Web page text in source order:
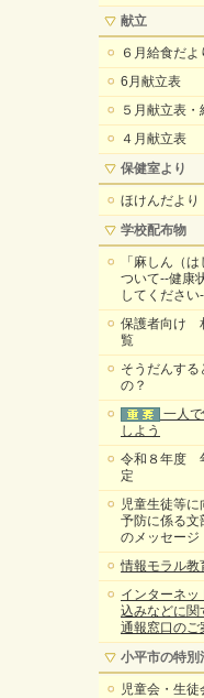
献立
６月給食だよ
6月献立表
５月献立表・
４月献立表
保健室より
ほけんだより
学校配布物
「麻しん（
ついて--健康
してください
保護者向け
覧
そうだんする
の？
一人
しよう
令和８年度
定
児童生徒等
予防に係る文
のメッセージ
情報モラル教
インターネッ
込みなどに関
通報窓口のご
小平市の特別
児童会・生徒